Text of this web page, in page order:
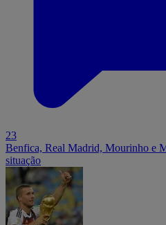
23
Benfica, Real Madrid, Mourinho e
situação